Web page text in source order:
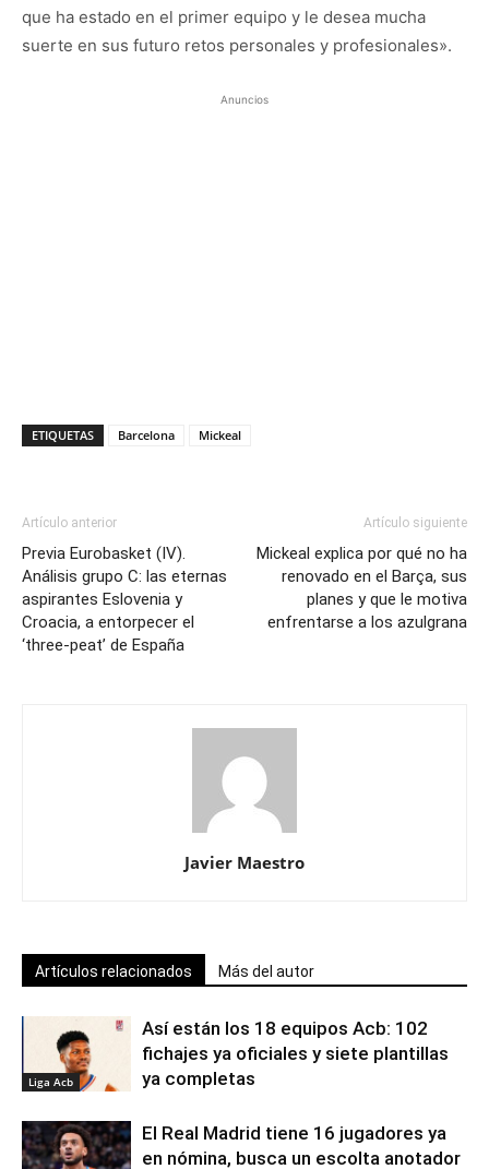
que ha estado en el primer equipo y le desea mucha
suerte en sus futuro retos personales y profesionales».
Anuncios
ETIQUETAS Barcelona Mickeal
Artículo anterior
Previa Eurobasket (IV).
Análisis grupo C: las eternas
aspirantes Eslovenia y
Croacia, a entorpecer el
‘three-peat’ de España
Artículo siguiente
Mickeal explica por qué no ha
renovado en el Barça, sus
planes y que le motiva
enfrentarse a los azulgrana
Javier Maestro
Artículos relacionados Más del autor
Liga Acb
Así están los 18 equipos Acb: 102
fichajes ya oficiales y siete plantillas
ya completas
El Real Madrid tiene 16 jugadores ya
en nómina, busca un escolta anotador